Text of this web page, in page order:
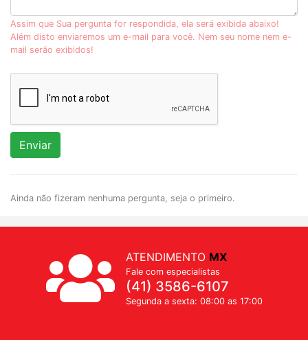
Assim que Sua pergunta for respondida, ela será exibida abaixo!
Além disto enviaremos um e-mail para você. Nem seu nome nem e-
mail serão exibidos!
Enviar
Ainda não fizeram nenhuma pergunta, seja o primeiro.
ATENDIMENTO MX
Fale com especialistas
(41) 3586-6107
Segunda a sexta: 08:00 as 17:00